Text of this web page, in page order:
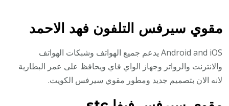
مقوي سيرفس التلفون فهد الاحمد
Android and iOS يدعم جميع الهواتف وشبكات الهواتف
والانترنت والرواتر وجهاز الواي فاي ويحافظ على عمر البطارية
لانه الان بتصميم جديد ومطور مقوي سيرفس الكويت.